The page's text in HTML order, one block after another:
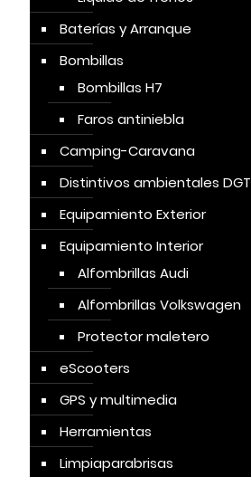
Baterías y Arranque
Bombillas
Bombillas H7
Faros antiniebla
Camping-Caravana
Distintivos ambientales DGT
Equipamiento Exterior
Equipamiento Interior
Alfombrillas Audi
Alfombrillas Volkswagen
Protector maletero
eScooters
GPS y multimedia
Herramientas
Limpiaparabrisas